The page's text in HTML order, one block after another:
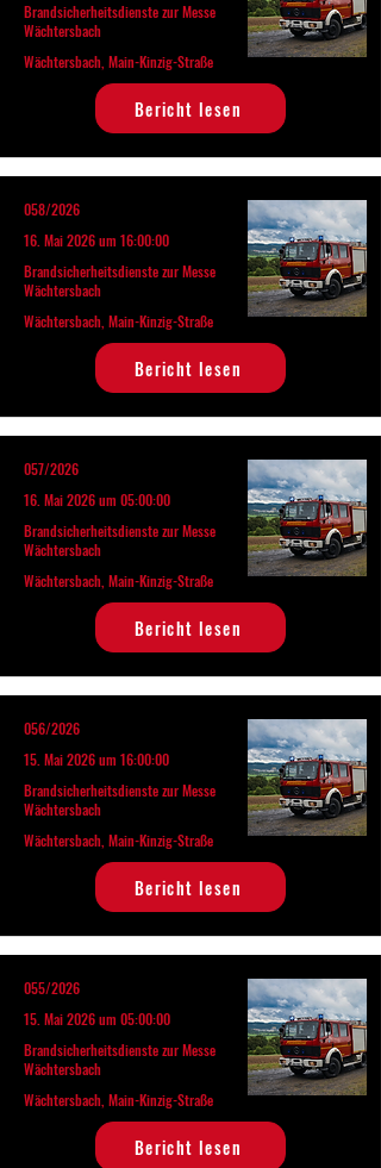
Brandsicherheitsdienste zur Messe
Wächtersbach
Wächtersbach, Main-Kinzig-Straße
Bericht lesen
058/2026
16. Mai 2026 um 16:00:00
Brandsicherheitsdienste zur Messe
Wächtersbach
Wächtersbach, Main-Kinzig-Straße
Bericht lesen
057/2026
16. Mai 2026 um 05:00:00
Brandsicherheitsdienste zur Messe
Wächtersbach
Wächtersbach, Main-Kinzig-Straße
Bericht lesen
056/2026
15. Mai 2026 um 16:00:00
Brandsicherheitsdienste zur Messe
Wächtersbach
Wächtersbach, Main-Kinzig-Straße
Bericht lesen
055/2026
15. Mai 2026 um 05:00:00
Brandsicherheitsdienste zur Messe
Wächtersbach
Wächtersbach, Main-Kinzig-Straße
Bericht lesen